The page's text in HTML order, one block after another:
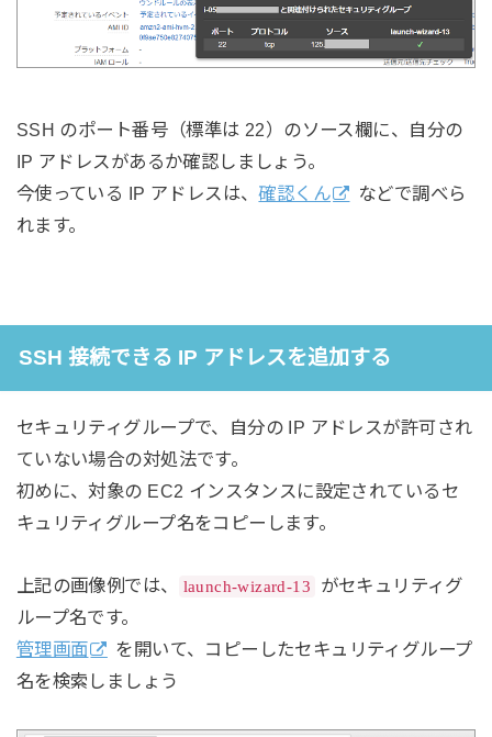
SSH のポート番号（標準は 22）のソース欄に、自分の
IP アドレスがあるか確認しましょう。
今使っている IP アドレスは、確認くん
などで調べら
れます。
SSH 接続できる IP アドレスを追加する
セキュリティグループで、自分の IP アドレスが許可され
ていない場合の対処法です。
初めに、対象の EC2 インスタンスに設定されているセ
キュリティグループ名をコピーします。
上記の画像例では、 launch-wizard-13
がセキュリティグ
ループ名です。
管理画面
を開いて、コピーしたセキュリティグループ
名を検索しましょう